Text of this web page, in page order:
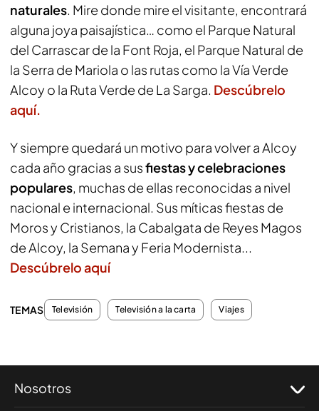
naturales. Mire donde mire el visitante, encontrará
alguna joya paisajística… como el Parque Natural
del Carrascar de la Font Roja, el Parque Natural de
la Serra de Mariola o las rutas como la Vía Verde
Alcoy o la Ruta Verde de La Sarga. Descúbrelo
aquí.
Y siempre quedará un motivo para volver a Alcoy
cada año gracias a susfiestas y celebraciones
populares, muchas de ellas reconocidas a nivel
nacional e internacional. Sus míticas fiestas de
Moros y Cristianos, la Cabalgata de Reyes Magos
de Alcoy, la Semana y Feria Modernista...
Descúbrelo aquí
TEMAS Televisión Televisión a la carta Viajes
Nosotros